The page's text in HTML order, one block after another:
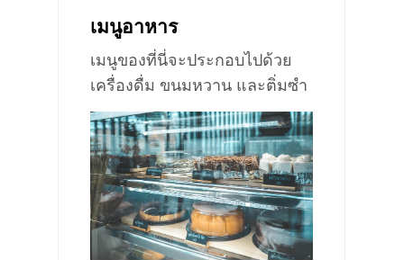
เมนูอาหาร
เมนูของที่นี่จะประกอบไปด้วย
เครื่องดื่ม ขนมหวาน และติ่มซำ